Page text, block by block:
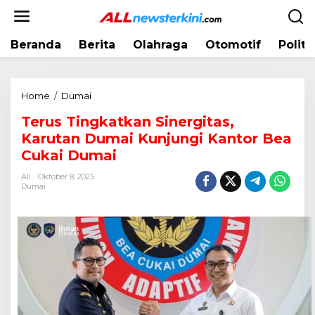
Beranda Berita Olahraga Otomotif
Home / Dumai
r
u
s
i
k
a
t
k
a
n
S
Terus Tingkatkan Sinergitas,
Karutan Dumai Kunjungi Kantor Bea
Cukai Dumai
All
Oktober 8, 2025
Dumai